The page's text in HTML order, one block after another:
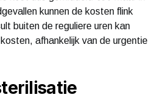
kunnen de kosten flink
buiten de reguliere uren kan
afhankelijk van de urgentie